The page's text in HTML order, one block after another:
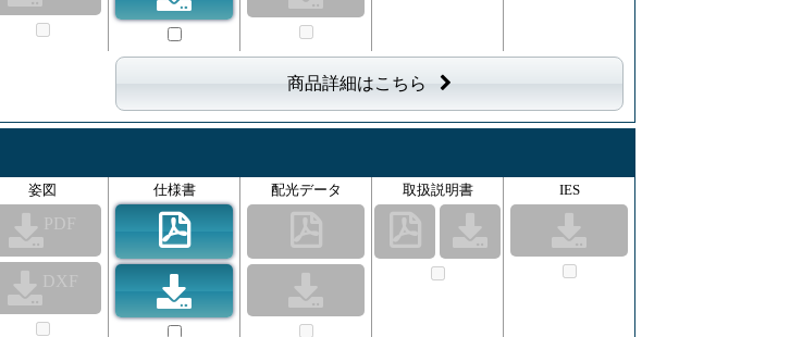
商品詳細はこちら
姿図
PDF
DXF
仕様書 配光データ 取扱説明書 IES